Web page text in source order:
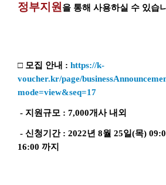
정부지원 을 통해 사용하실 수 있습
□ 모집 안내 : https://k-
voucher.kr/page/
mode=view&seq=17
- 지원규모 : 7,000개사 내외
- 신청기간 : 2022년 8월 25일(목)
16:00 까지